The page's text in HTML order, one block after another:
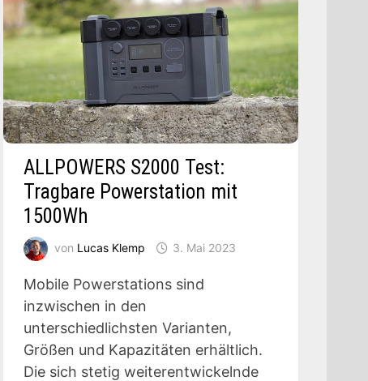
ALLPOWERS S2000 Test:
Tragbare Powerstation mit
1500Wh
von Lucas Klemp 3. Mai 2023
Mobile Powerstations sind
inzwischen in den
unterschiedlichsten Varianten,
Größen und Kapazitäten erhältlich.
Die sich stetig weiterentwickelnde